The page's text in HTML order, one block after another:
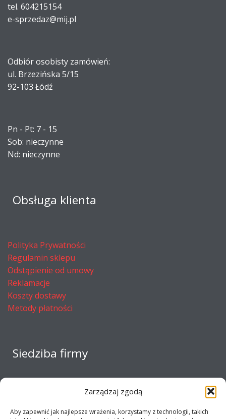
Zarządzaj zgodą
Aby zapewnić jak najlepsze wrażenia, korzystamy z technologii, takich
tel. 604215154
e-sprzedaz@mij.pl
Odbiór osobisty zamówień:
ul. Brzezińska 5/15
92-103 Łódź
Pn - Pt: 7 - 15
Sob: nieczynne
Nd: nieczynne
Obsługa klienta
Polityka Prywatności
Regulamin sklepu
Odstąpienie od umowy
Reklamacje
Koszty dostawy
Metody płatności
Siedziba firmy